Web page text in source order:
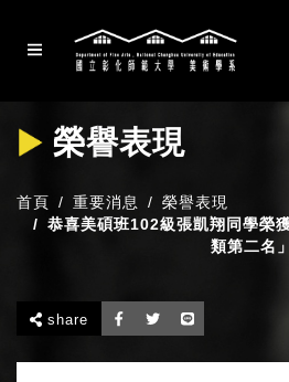
榮譽表現
首頁 重要消息
榮譽表現
恭喜美碩班102級張凱翔同學榮
類第二名」
share